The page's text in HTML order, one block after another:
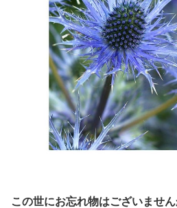
この世にお忘れ物はございません